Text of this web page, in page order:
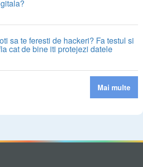
sa te feresti de hackeri? Fa testul si
cat de bine iti protejezi datele
Mai multe